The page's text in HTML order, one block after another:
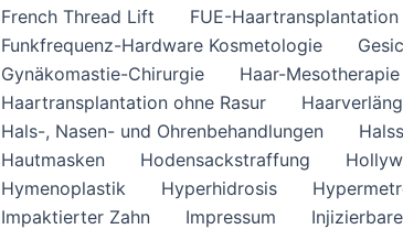
French Thread Lift
FUE-Haartransplantation
Funkfrequenz-Hardware Kosmetologie
Gynäkomastie-Chirurgie
Haar-Mesotherapie
Haartransplantation ohne Rasur
Hals-, Nasen- und Ohrenbehandlungen
Hautmasken
Hodensackstraffung
Hymenoplastik
Hyperhidrosis
Impaktierter Zahn
Impressum